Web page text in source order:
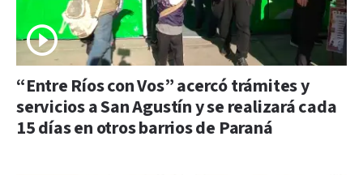
“Entre Ríos con Vos” acercó trámites y
servicios a San Agustín y se realizará cada
15 días en otros barrios de Paraná